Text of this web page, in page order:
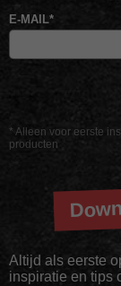
* Alleen voor eerste
producten
E-MAIL*
Altijd als eerste
inspiratie en tips